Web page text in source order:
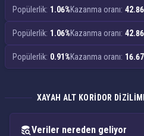
Popülerlik: 1.06%Kazanma oranı:
Popülerlik: 1.06%Kazanma oranı:
Popülerlik: 0.91%Kazanma oranı:
XAYAH ALT KORIDOR
Veriler nereden geliyor